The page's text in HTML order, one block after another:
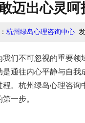
迈出心灵呵
杭州绿岛心理咨询中心
们不可忽视的重要领
通往内心平静与自我
。杭州绿岛心理咨
一步。